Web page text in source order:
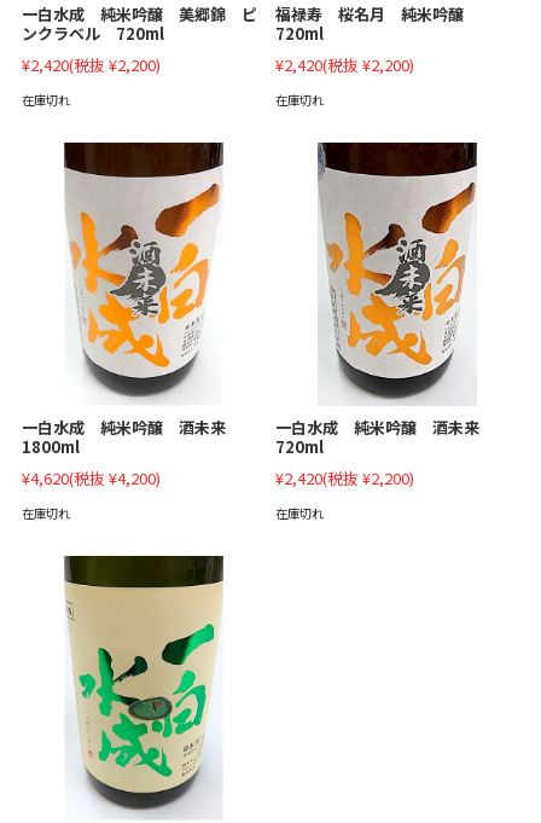
一白水成 純米吟醸 美郷錦 ピ
ンクラベル 720ml
¥2,420(税抜 ¥2,200)
在庫切れ
福禄寿 桜名月 純米吟醸
720ml
¥2,420(税抜 ¥2,200)
在庫切れ
一白水成 純米吟醸 酒未来
1800ml
¥4,620(税抜 ¥4,200)
在庫切れ
一白水成 純米吟醸 酒未来
720ml
¥2,420(税抜 ¥2,200)
在庫切れ